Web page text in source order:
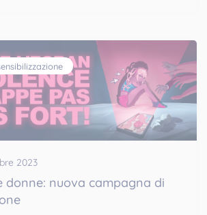
2023
donne: nuova campagna di